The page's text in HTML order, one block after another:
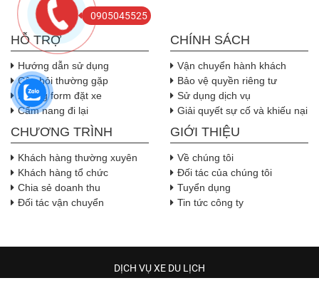
HỖ TRỢ
Hướng dẫn sử dụng
Câu hỏi thường gặp
Nhúng form đặt xe
Cẩm nang đi lại
CHÍNH SÁCH
Vận chuyển hành khách
Bảo vệ quyền riêng tư
Sử dụng dịch vụ
Giải quyết sự cố và khiếu nại
CHƯƠNG TRÌNH
Khách hàng thường xuyên
Khách hàng tổ chức
Chia sẻ doanh thu
Đối tác vận chuyển
GIỚI THIỆU
Về chúng tôi
Đối tác của chúng tôi
Tuyển dụng
Tin tức công ty
DỊCH VỤ XE DU LỊCH
0905045525